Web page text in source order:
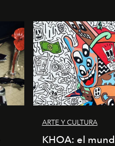
ARTE Y CULTURA
KHOA: el